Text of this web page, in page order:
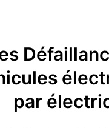
par